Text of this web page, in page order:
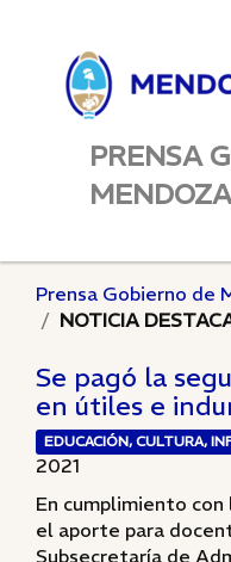
PRENSA
MENDOZA
Prensa Gobierno de
NOTICIA
Se pagó la
en útiles e
EDUCACIÓN, CULTURA,
2021
En cumplimiento
el aporte para
Subsecretaría de